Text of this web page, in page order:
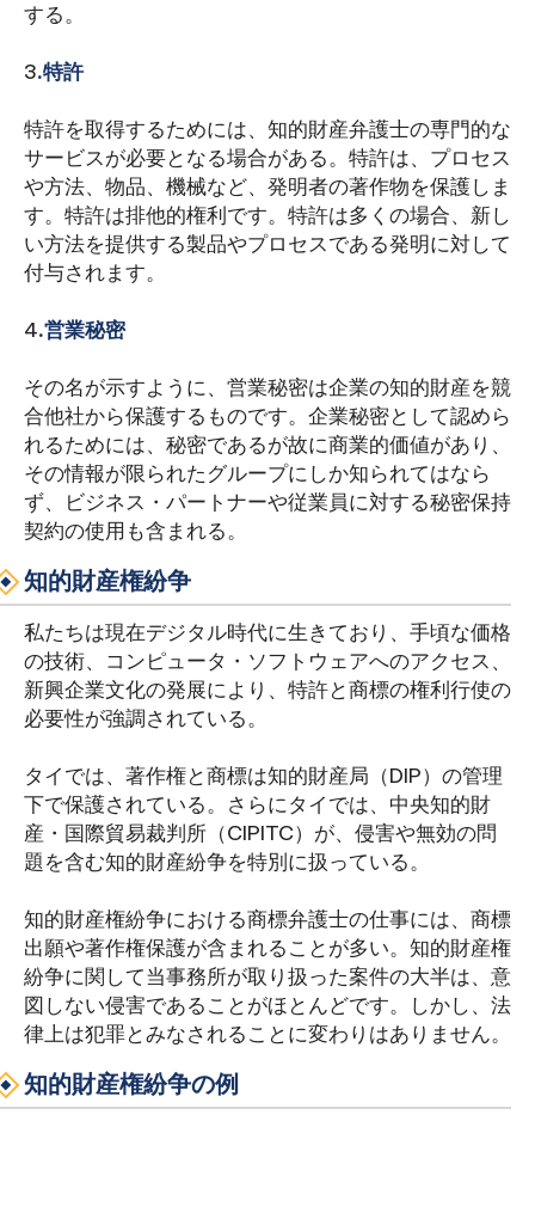
する。
3.特許
特許を取得するためには、知的財産弁護士の専門的な
サービスが必要となる場合がある。特許は、プロセス
や方法、物品、機械など、発明者の著作物を保護しま
す。特許は排他的権利です。特許は多くの場合、新し
い方法を提供する製品やプロセスである発明に対して
付与されます。
4.営業秘密
その名が示すように、営業秘密は企業の知的財産を競
合他社から保護するものです。企業秘密として認めら
れるためには、秘密であるが故に商業的価値があり、
その情報が限られたグループにしか知られてはなら
ず、ビジネス・パートナーや従業員に対する秘密保持
契約の使用も含まれる。
知的財産権紛争
私たちは現在デジタル時代に生きており、手頃な価格
の技術、コンピュータ・ソフトウェアへのアクセス、
新興企業文化の発展により、特許と商標の権利行使の
必要性が強調されている。
タイでは、著作権と商標は知的財産局（DIP）の管理
下で保護されている。さらにタイでは、中央知的財
産・国際貿易裁判所（CIPITC）が、侵害や無効の問
題を含む知的財産紛争を特別に扱っている。
知的財産権紛争における商標弁護士の仕事には、商標
出願や著作権保護が含まれることが多い。知的財産権
紛争に関して当事務所が取り扱った案件の大半は、意
図しない侵害であることがほとんどです。しかし、法
律上は犯罪とみなされることに変わりはありません。
知的財産権紛争の例